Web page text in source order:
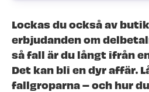
Lockas du också av
erbjudanden om
så fall är du långt ifrån
Det kan bli en dyr affär.
fallgroparna – och hur